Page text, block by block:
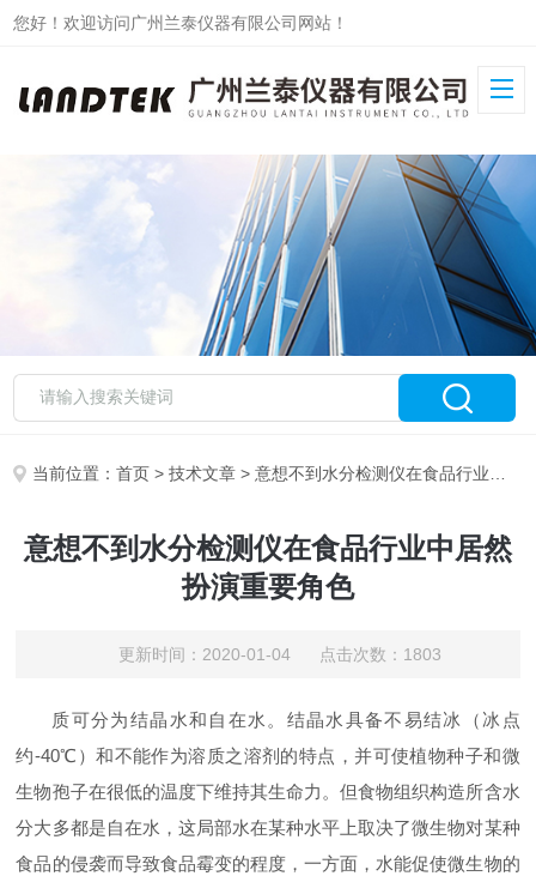
您好！欢迎访问广州兰泰仪器有限公司网站！
当前位置：首页 >技术文章 > 意想不到水分检测仪在食品行业中居然扮演重要角色
意想不到水分检测仪在食品行业中居然
扮演重要角色
更新时间：2020-01-04 点击次数：1803
质可分为结晶水和自在水。结晶水具备不易结冰（冰点
约-40℃）和不能作为溶质之溶剂的特点，并可使植物种子和微
生物孢子在很低的温度下维持其生命力。但食物组织构造所含水
分大多都是自在水，这局部水在某种水平上取决了微生物对某种
食品的侵袭而导致食品霉变的程度，一方面，水能促使微生物的